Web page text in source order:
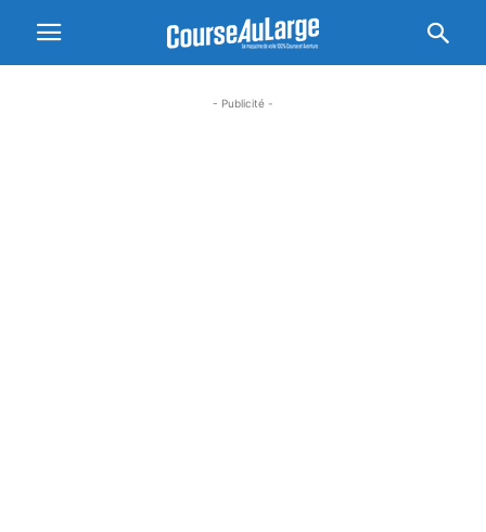
- Publicité -